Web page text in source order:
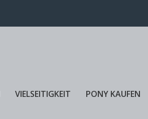
VIELSEITIGKEIT PONY KAUFEN